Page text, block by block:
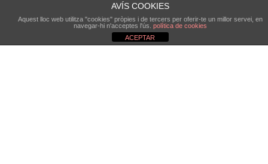
AVÍS COOKIES
Aquest lloc web utilitza "cookies" pròpies i de tercers per oferir-te un millor servei, en
navegar-hi n'acceptes l'ús. política de cookies
ACEPTAR